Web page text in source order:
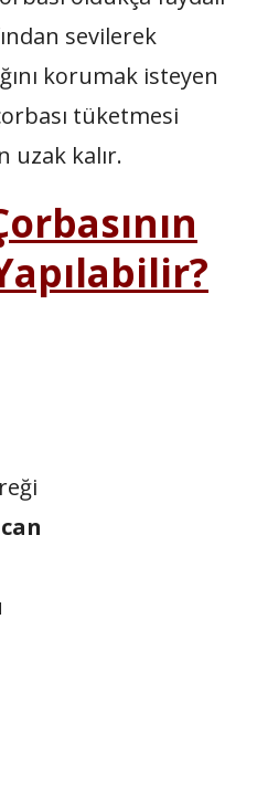
sevilerek
korumak isteyen
tüketmesi
uzak kalır.